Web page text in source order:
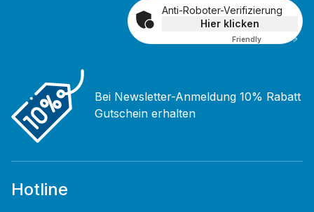
Anti-Roboter-Verifizierung
Hier klicken
Friendly Captcha ⇗
Bei Newsletter-Anmeldung 10% Rabatt
Gutschein erhalten
Hotline